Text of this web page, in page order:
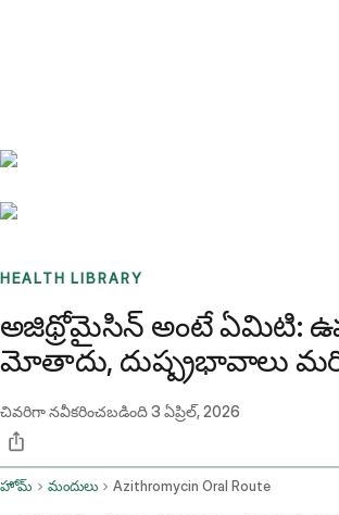
HEALTH LIBRARY
అజిథ్రోమైసిన్ అంటే ఏమిటి:
మోతాదు, దుష్ప్రభావాలు
చివరిగా నవీకరించబడింది3 ఏప్రిల్, 2026
హోమ్ మందులు Azithromycin Oral Route